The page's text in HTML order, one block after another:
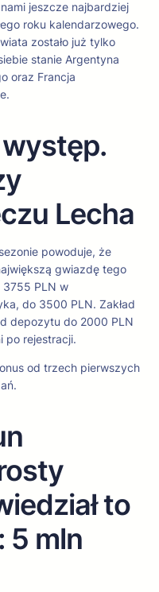
jeszcze najbardziej
roku kalendarzowego.
zostało już tylko
stanie Argentyna
oraz Francja
Lecha
powoduje, że
gwiazdę tego
3755 PLN w
do 3500 PLN. Zakład
depozytu do 2000 PLN
po rejestracji.
od trzech pierwszych
to
5 mln